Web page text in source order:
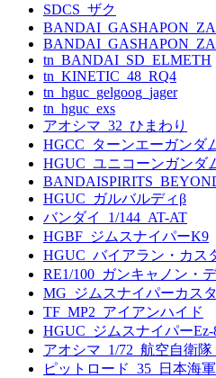
SDCS_ザク
tn_BANDAI_SD_ELMETH
tn_KINETIC_48_RQ4
tn_hguc_gelgoog_jager
tn_hguc_exs
アオシマ_32_ひまわり
HGCC_ターンエーガンダ
HGUC_ユニコーンガンダ
HGUC_ガルバルディβ
バンダイ_1/144_AT-AT
HGBF_ジムスナイパーK9
HGUC_バイアラン・カス
RE1/100_ガンキャノン・
MG_ジムスナイパーカス
TF_MP2_アイアンハイド
HGUC_ジムスナイパーEz-
アオシマ_1/72_航空自衛隊
ピットロード_35_日本海